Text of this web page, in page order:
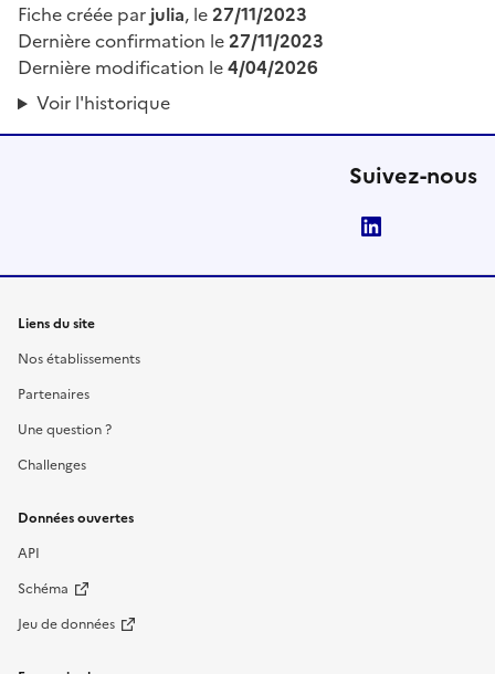
Fiche créée par julia, le27/11/2023
Dernière confirmation le27/11/2023
Dernière modification le4/04/2026
Voir l'historique
Suivez-nous
Liens du site
Nos établissements
Partenaires
Une question ?
Challenges
Données ouvertes
API
Schéma
Jeu de données